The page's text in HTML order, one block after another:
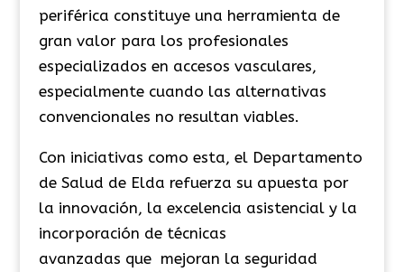
periférica constituye una herramienta de
gran valor para los profesionales
especializados en accesos vasculares,
especialmente cuando las alternativas
convencionales no resultan viables.
Con iniciativas como esta, el Departamento
de Salud de Elda refuerza su apuesta por
la innovación, la excelencia asistencial y la
incorporación de técnicas
avanzadas que mejoran la seguridad